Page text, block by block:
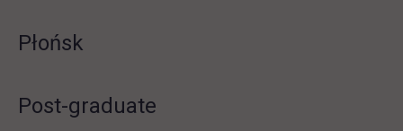
Płońsk
Post-graduate